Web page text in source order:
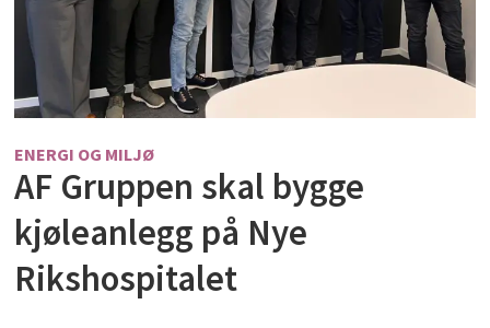
ENERGI OG MILJØ
AF Gruppen skal bygge
kjøleanlegg på Nye
Rikshospitalet